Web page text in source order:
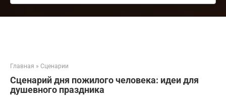
Главная » Сценарии
Сценарий дня пожилого человека: идеи для
душевного праздника